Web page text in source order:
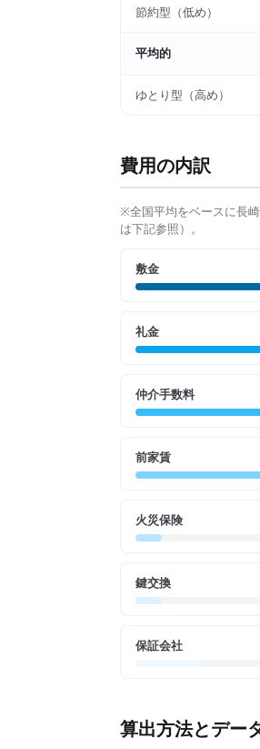
節約型（低め）
平均的
ゆとり型（高め）
費用の内訳
※全国平均をベースに長
は下記参照）。
敷金
礼金
仲介手数料
前家賃
火災保険
鍵交換
保証会社
算出方法とデー